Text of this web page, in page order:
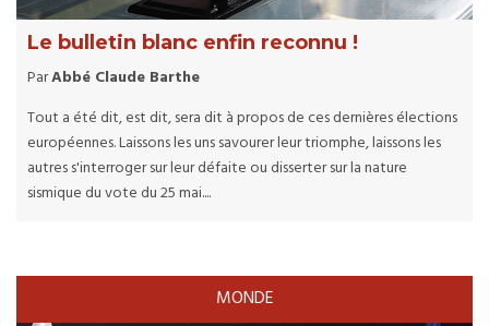
Le bulletin blanc enfin reconnu !
ParAbbé Claude Barthe
Tout a été dit, est dit, sera dit à propos de ces dernières élections
européennes. Laissons les uns savourer leur triomphe, laissons les
autres s'interroger sur leur défaite ou disserter sur la nature
sismique du vote du 25 mai....
MONDE